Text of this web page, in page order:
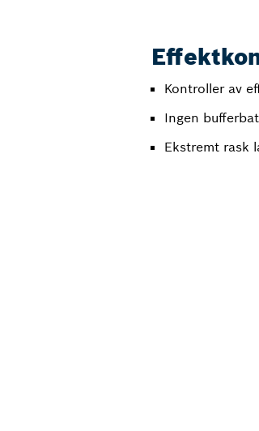
Kontroller av
Ingen
Ekstremt rask